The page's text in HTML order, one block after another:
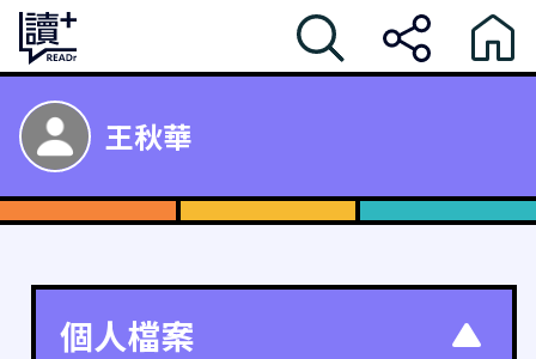
王秋華
個人檔案